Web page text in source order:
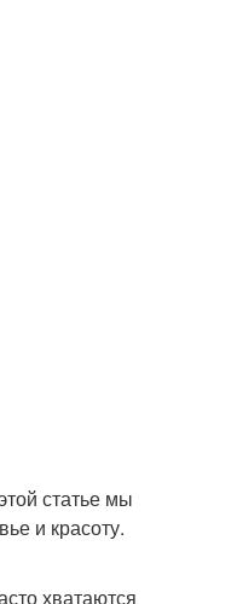
статье мы
и красоту.
хватаются